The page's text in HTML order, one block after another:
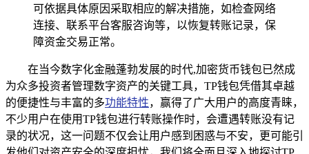
可依据具体原因采取相应的解决措施，如检查网络
连接、联系平台客服咨询等，以恢复转账记录，保
障资金交易正常。
在当今数字化金融蓬勃发展的时代,加密货币钱包已然成
为众多投资者管理数字资产的关键工具，TP钱包凭借其卓越
的便捷性与丰富的多功能特性，赢得了广大用户的高度青睐，
不少用户在使用TP钱包进行转账操作时，会遭遇转账没有记
录的状况，这一问题不仅会让用户感到困惑与不安，更可能引